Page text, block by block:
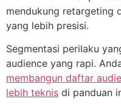
mendukung retargeting
yang lebih presisi.
Segmentasi perilaku
audience yang rapi.
membangun daftar
lebih teknis di panduan